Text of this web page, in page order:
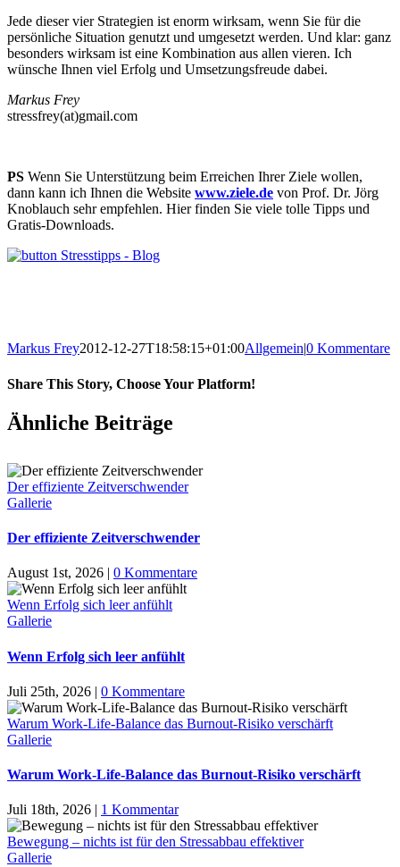
Jede dieser vier Strategien ist enorm wirksam, wenn Sie für die
persönliche Situation genutzt und umgesetzt werden. Und klar: ganz
besonders wirksam ist eine Kombination aus allen vieren. Ich
wünsche Ihnen viel Erfolg und Umsetzungsfreude dabei.
Markus Frey
stressfrey(at)gmail.com
PS Wenn Sie Unterstützung beim Erreichen Ihrer Ziele wollen,
dann kann ich Ihnen die Website www.ziele.de von Prof. Dr. Jörg
Knoblauch sehr empfehlen. Hier finden Sie viele tolle Tipps und
Gratis-Downloads.
Markus Frey2012-12-27T18:58:15+01:00Allgemein|0 Kommentare
Share This Story, Choose Your Platform!
Ähnliche Beiträge
Der effiziente Zeitverschwender
Gallerie
Der effiziente Zeitverschwender
August 1st, 2026 | 0 Kommentare
Wenn Erfolg sich leer anfühlt
Gallerie
Wenn Erfolg sich leer anfühlt
Juli 25th, 2026 | 0 Kommentare
Warum Work-Life-Balance das Burnout-Risiko verschärft
Gallerie
Warum Work-Life-Balance das Burnout-Risiko verschärft
Juli 18th, 2026 | 1 Kommentar
Bewegung – nichts ist für den Stressabbau effektiver
Gallerie